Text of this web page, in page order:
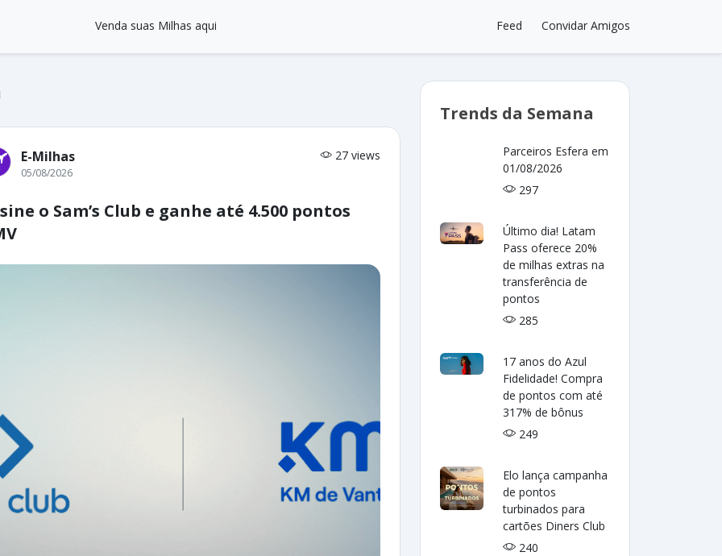
Venda suas Milhas aqui Feed Convidar Amigos
E-Milhas 27 views
05/08/2026
o Sam’s Club e ganhe até 4.500 pontos
Trends da Semana
Parceiros Esfera em
01/08/2026
297
Último dia! Latam
Pass oferece 20%
de milhas extras na
transferência de
pontos
285
17 anos do Azul
Fidelidade! Compra
de pontos com até
317% de bônus
249
Elo lança campanha
de pontos
turbinados para
cartões Diners Club
240